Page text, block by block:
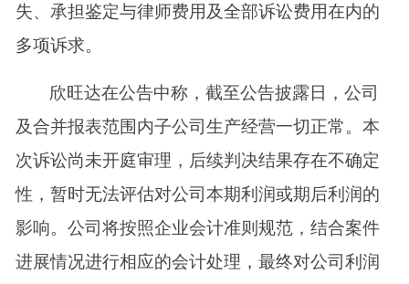
失、承担鉴定与律师费用及全部诉讼费用在内的
多项诉求。
欣旺达在公告中称，截至公告披露日，公司
及合并报表范围内子公司生产经营一切正常。本
次诉讼尚未开庭审理，后续判决结果存在不确定
性，暂时无法评估对公司本期利润或期后利润的
影响。公司将按照企业会计准则规范，结合案件
进展情况进行相应的会计处理，最终对公司利润